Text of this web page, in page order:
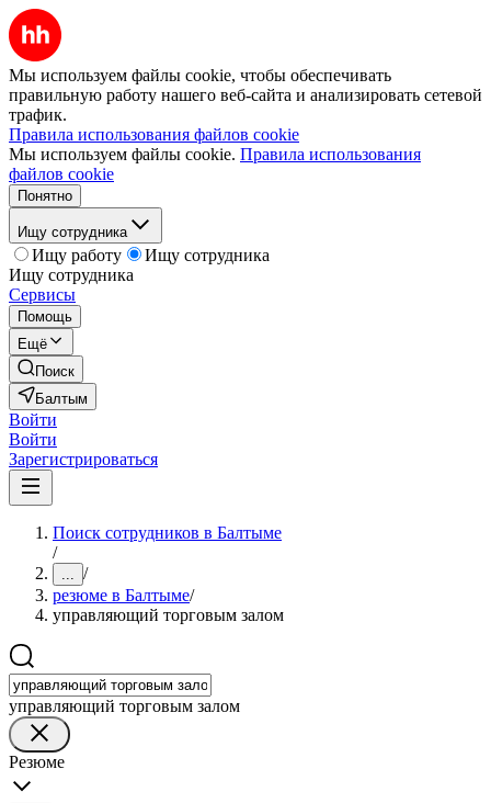
Мы используем файлы cookie, чтобы обеспечивать
правильную работу нашего веб-сайта и анализировать сетевой
трафик.
Правила использования файлов cookie
Мы используем файлы cookie. Правила использования
файлов cookie
Понятно
Ищу сотрудника
Ищу работу
Ищу сотрудника
Ищу сотрудника
Сервисы
Помощь
Ещё
Поиск
Балтым
Войти
Войти
Зарегистрироваться
Поиск сотрудников в Балтыме
/
... /
резюме в Балтыме/
управляющий торговым залом
управляющий торговым залом
Резюме